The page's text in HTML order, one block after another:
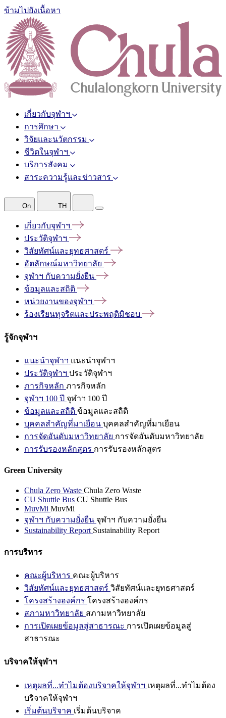
ข้ามไปยังเนื้อหา
เกี่ยวกับจุฬาฯ
การศึกษา
วิจัยและนวัตกรรม
ชีวิตในจุฬาฯ
บริการสังคม
สาระความรู้และข่าวสาร
On TH
เกี่ยวกับจุฬาฯ
ประวัติจุฬาฯ
วิสัยทัศน์และยุทธศาสตร์
อัตลักษณ์มหาวิทยาลัย
จุฬาฯ กับความยั่งยืน
ข้อมูลและสถิติ
หน่วยงานของจุฬาฯ
ร้องเรียนทุจริตและประพฤติมิชอบ
รู้จักจุฬาฯ
แนะนำจุฬาฯ แนะนำจุฬาฯ
ประวัติจุฬาฯ ประวัติจุฬาฯ
ภารกิจหลัก ภารกิจหลัก
จุฬาฯ 100 ปี จุฬาฯ 100 ปี
ข้อมูลและสถิติ ข้อมูลและสถิติ
บุคคลสำคัญที่มาเยือน บุคคลสำคัญที่มาเยือน
การจัดอันดับมหาวิทยาลัย การจัดอันดับมหาวิทยาลัย
การรับรองหลักสูตร การรับรองหลักสูตร
Green University
Chula Zero Waste Chula Zero Waste
CU Shuttle Bus CU Shuttle Bus
MuvMi MuvMi
จุฬาฯ กับความยั่งยืน จุฬาฯ กับความยั่งยืน
Sustainability Report Sustainability Report
การบริหาร
คณะผู้บริหาร คณะผู้บริหาร
วิสัยทัศน์และยุทธศาสตร์ วิสัยทัศน์และยุทธศาสตร์
โครงสร้างองค์กร โครงสร้างองค์กร
สภามหาวิทยาลัย สภามหาวิทยาลัย
การเปิดเผยข้อมูลสู่สาธารณะ การเปิดเผยข้อมูลสู่
สาธารณะ
บริจาคให้จุฬาฯ
เหตุผลที่...ทำไมต้องบริจาคให้จุฬาฯ เหตุผลที่...ทำไมต้อง
บริจาคให้จุฬาฯ
เริ่มต้นบริจาค เริ่มต้นบริจาค